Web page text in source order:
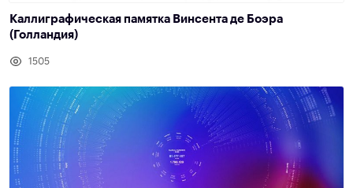
Каллиграфическая памятка Винсента де Боэра
(Голландия)
1505